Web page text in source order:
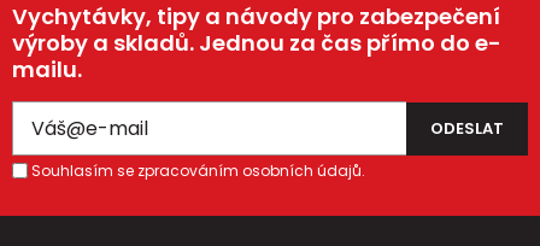
Vychytávky, tipy a návody pro zabezpečení
výroby a skladů. Jednou za čas přímo do e-
mailu.
Souhlasím se zpracováním osobních údajů.